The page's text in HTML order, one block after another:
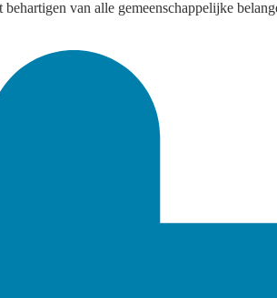
van alle gemeenschappelijke